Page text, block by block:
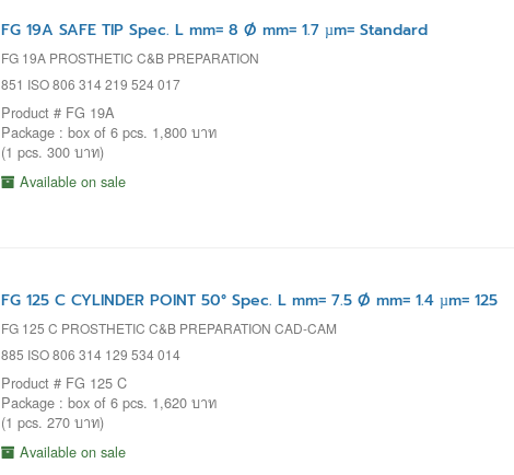
FG 19A SAFE TIP Spec. L mm= 8 Ø mm= 1.7 µm= Standard
FG 19A PROSTHETIC C&B PREPARATION
851 ISO 806 314 219 524 017
Product # FG 19A
Package : box of 6 pcs. 1,800 บาท
(1 pcs. 300 บาท)
Available on sale
FG 125 C CYLINDER POINT 50° Spec. L mm= 7.5 Ø mm= 1.4 µm= 125
FG 125 C PROSTHETIC C&B PREPARATION CAD-CAM
885 ISO 806 314 129 534 014
Product # FG 125 C
Package : box of 6 pcs. 1,620 บาท
(1 pcs. 270 บาท)
Available on sale